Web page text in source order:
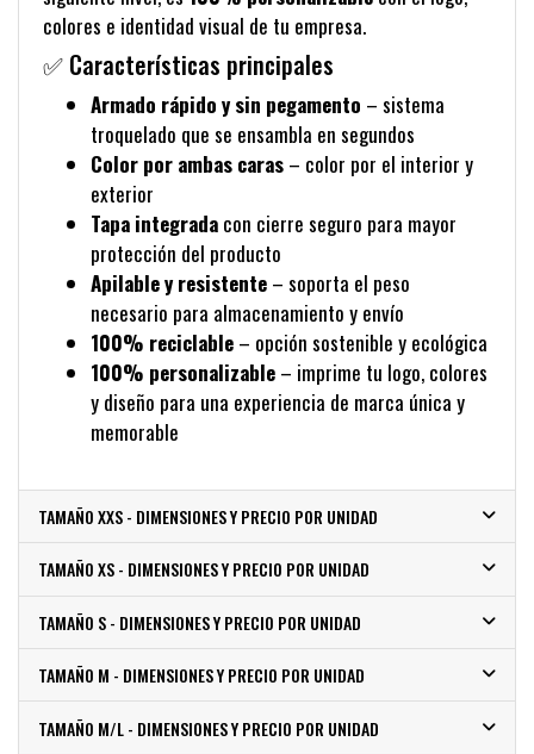
colores e identidad visual de tu empresa.
✅ Características principales
Armado rápido y sin pegamento – sistema
troquelado que se ensambla en segundos
Color por ambas caras – color por el interior y
exterior
Tapa integrada con cierre seguro para mayor
protección del producto
Apilable y resistente – soporta el peso
necesario para almacenamiento y envío
100% reciclable – opción sostenible y ecológica
100% personalizable – imprime tu logo, colores
y diseño para una experiencia de marca única y
memorable
TAMAÑO XXS - DIMENSIONES Y PRECIO POR UNIDAD
TAMAÑO XS - DIMENSIONES Y PRECIO POR UNIDAD
TAMAÑO S - DIMENSIONES Y PRECIO POR UNIDAD
TAMAÑO M - DIMENSIONES Y PRECIO POR UNIDAD
TAMAÑO M/L - DIMENSIONES Y PRECIO POR UNIDAD